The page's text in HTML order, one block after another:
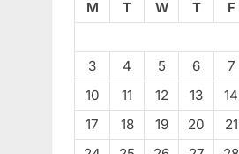
M
T W T F
3
4 5 6 7
10
11 12 13 14
17
18 19 20 21